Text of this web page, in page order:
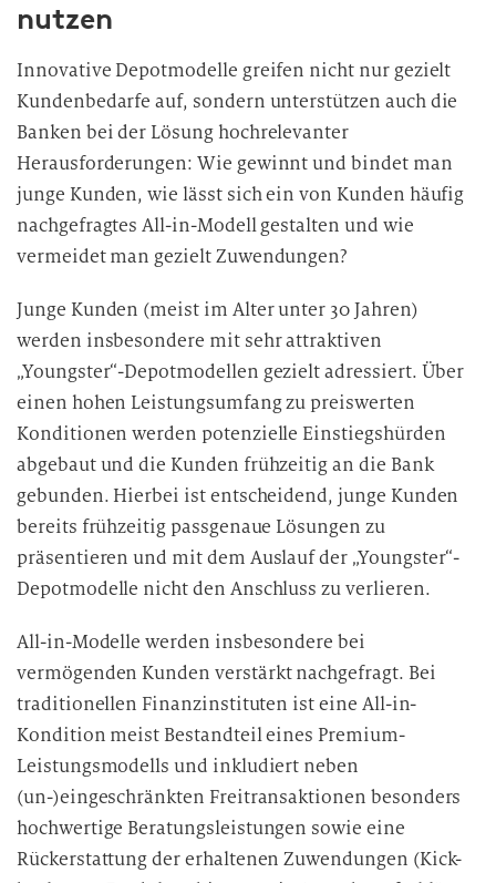
nutzen
Innovative Depotmodelle greifen nicht nur gezielt
Kundenbedarfe auf, sondern unterstützen auch die
Banken bei der Lösung hochrelevanter
Herausforderungen: Wie gewinnt und bindet man
junge Kunden, wie lässt sich ein von Kunden häufig
nachgefragtes All-in-Modell gestalten und wie
vermeidet man gezielt Zuwendungen?
Junge Kunden (meist im Alter unter 30 Jahren)
werden insbesondere mit sehr attraktiven
„Youngster“-Depotmodellen gezielt adressiert. Über
einen hohen Leistungsumfang zu preiswerten
Konditionen werden potenzielle Einstiegshürden
abgebaut und die Kunden frühzeitig an die Bank
gebunden. Hierbei ist entscheidend, junge Kunden
bereits frühzeitig passgenaue Lösungen zu
präsentieren und mit dem Auslauf der „Youngster“-
Depotmodelle nicht den Anschluss zu verlieren.
All-in-Modelle werden insbesondere bei
vermögenden Kunden verstärkt nachgefragt. Bei
traditionellen Finanzinstituten ist eine All-in-
Kondition meist Bestandteil eines Premium-
Leistungsmodells und inkludiert neben
(un-)eingeschränkten Freitransaktionen besonders
hochwertige Beratungsleistungen sowie eine
Rückerstattung der erhaltenen Zuwendungen (Kick-